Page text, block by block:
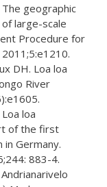
The geographic
large-scale
Procedure for
DH. Loa loa
River
loa
of the first
Germany.
883-4.